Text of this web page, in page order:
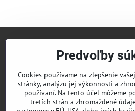
KLIMANIAK
Sledujte nás
Predvoľby
Cookies používame na zlepšenie
stránky, analýzu jej výkonnosti a
používaní. Na tento účel môžeme
tretích strán a zhromaždené